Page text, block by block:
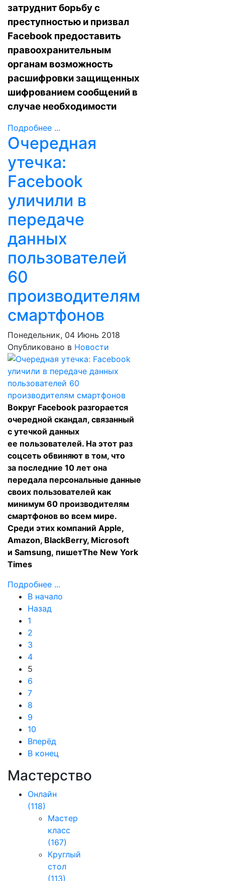
затруднит борьбу с
преступностью и призвал
Facebook предоставить
правоохранительным
органам возможность
расшифровки защищенных
шифрованием сообщений в
случае необходимости
Подробнее ...
Очередная
утечка:
Facebook
уличили в
передаче
данных
пользователей
60
производителям
смартфонов
Понедельник, 04 Июнь 2018
Опубликовано в Новости
Вокруг Facebook разгорается
очередной скандал, связанный
с утечкой данных
ее пользователей. На этот раз
соцсеть обвиняют в том, что
за последние 10 лет она
передала персональные данные
своих пользователей как
минимум 60 производителям
смартфонов во всем мире.
Среди этих компаний Apple,
Amazon, BlackBerry, Microsoft
и Samsung, пишетThe New York
Times
Подробнее ...
В начало
Назад
1
2
3
4
5
6
7
8
9
10
Вперёд
В конец
Мастерство
Онлайн
(118)
Мастер
класс
(167)
Круглый
стол
(113)